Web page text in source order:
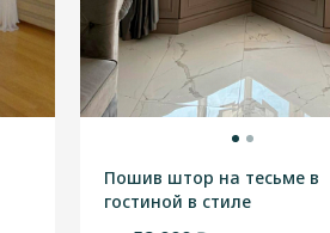
Пошив штор на тесьме в
гостиной в стиле